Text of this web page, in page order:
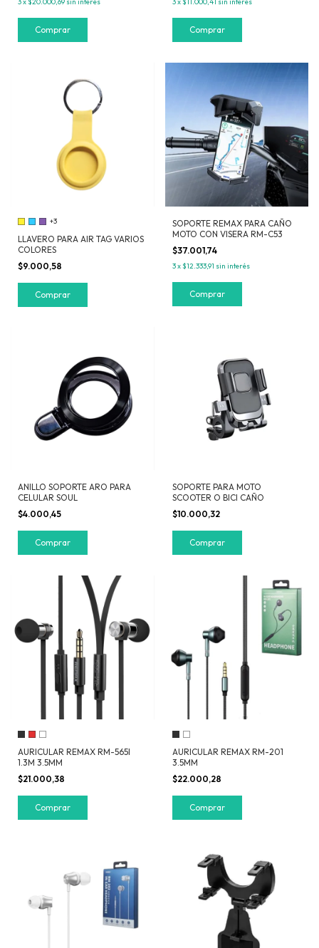
3x$20.000,69 sin interés
Comprar
3x$11.000,41 sin interés
+3
LLAVERO PARA AIR TAG VARIOS
COLORES
$9.000,58
Comprar
SOPORTE REMAX PARA CAÑO
MOTO CON VISERA RM-C53
$37.001,74
3x$12.333,91 sin interés
ANILLO SOPORTE ARO PARA
CELULAR SOUL
$4.000,45
Comprar
SOPORTE PARA MOTO
SCOOTER O BICI CAÑO
$10.000,32
AURICULAR REMAX RM-565I
1.3M 3.5MM
$21.000,38
Comprar
AURICULAR REMAX RM-201
3.5MM
$22.000,28
Comprar